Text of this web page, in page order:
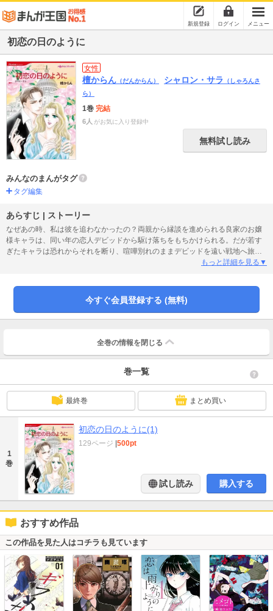
新規登録 ログイン メニュー
初恋の日のように
女性
檀からん （だんからん） シャロン・サラ
（しゃろんさ
ら）
1巻 完結
6人 がお気に入り登録中
無料試し読み
みんなのまんがタグ
タグ編集
あらすじ | ストーリー
なぜあの時、私は彼を追わなかったの？両親から縁談を進められる良家のお嬢
様キャラは、同い年の恋人デビッドから駆け落ちをもちかけられる。だが若す
ぎたキャラは恐れからそれを断り、喧嘩別れのままデビッドを遠い戦地へ旅立
たせてしまう。３か月後、戦地のデビッドはキャラの婚約を彼女の両親から知
は死地を求めるように特殊任務を志願。戦争と身分差に翻弄されるふたりの愛
もっと詳細を見る▼
今すぐ会員登録する (無料)
全巻の情報を 閉じる
巻一覧
最終巻 まとめ買い
1
巻
初恋の日のように(1)
129ページ 500pt
試し読み 購入する
おすすめ作品
この作品を見た人はコチラも見ています